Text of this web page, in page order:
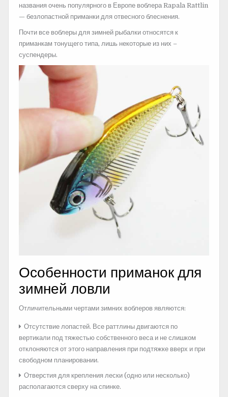
названия очень популярного в Европе воблера Rapala Rattlin
— безлопастной приманки для отвесного блеснения.
Почти все воблеры для зимней рыбалки относятся к
приманкам тонущего типа, лишь некоторые из них –
суспендеры.
Особенности приманок для
зимней ловли
Отличительными чертами зимних воблеров являются:
Отсутствие лопастей. Все раттлины двигаются по
вертикали под тяжестью собственного веса и не слишком
отклоняются от этого направления при подтяжке вверх и при
свободном планировании.
Отверстия для крепления лески (одно или несколько)
располагаются сверху на спинке.